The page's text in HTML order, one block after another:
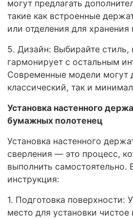
могут предлагать
такие как встроенные
или отделения для хранения
5. Дизайн: Выбирайте стиль,
гармонирует с остальным
Современные модели могут
классический, так и
Установка настенного
бумажных полотенец
Установка настенного
сверления — это процесс,
выполнить самостоятельно.
инструкция:
1. Подготовка поверхности:
место для установки чистое